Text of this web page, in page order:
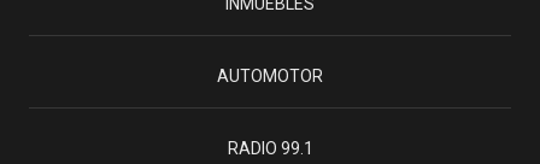
AUTOMOTOR
RADIO 99.1